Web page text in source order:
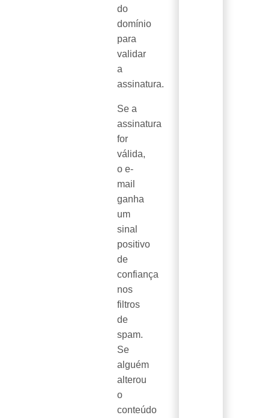
do
domínio
para
validar
a
assinatura.
Se a
assinatura
for
válida,
o e-
mail
ganha
um
sinal
positivo
de
confiança
nos
filtros
de
spam.
Se
alguém
alterou
o
conteúdo